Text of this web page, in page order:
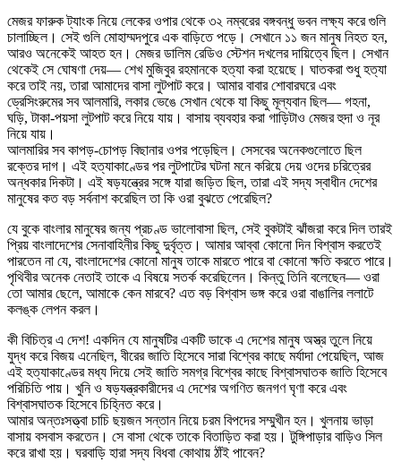
মেজর ফারুক ট্যাংক নিয়ে লেকের ওপার থেকে ৩২ নম্বরের বঙ্গবন্ধু ভবন লক্ষ্য করে গুলি
চালাচ্ছিল। সেই গুলি মোহাম্মদপুরে এক বাড়িতে পড়ে। সেখানে ১১ জন মানুষ নিহত হন,
আরও অনেকেই আহত হন। মেজর ডালিম রেডিও স্টেশন দখলের দায়িত্বে ছিল। সেখান
থেকেই সে ঘোষণা দেয়— শেখ মুজিবুর রহমানকে হত্যা করা হয়েছে। ঘাতকরা শুধু হত্যা
করে তাই নয়, তারা আমাদের বাসা লুটপাট করে। আমার বাবার শোবারঘরে এবং
ড্রেসিংরুমের সব আলমারি, লকার ভেঙে সেখান থেকে যা কিছু মূল্যবান ছিল— গহনা,
ঘড়ি, টাকা-পয়সা লুটপাট করে নিয়ে যায়। বাসায় ব্যবহার করা গাড়িটাও মেজর হুদা ও নূর
নিয়ে যায়।
আলমারির সব কাপড়-চোপড় বিছানার ওপর পড়েছিল। সেসবের অনেকগুলোতে ছিল
রক্তের দাগ। এই হত্যাকাণ্ডের পর লুটপাটের ঘটনা মনে করিয়ে দেয় ওদের চরিত্রের
অন্ধকার দিকটা। এই ষড়যন্ত্রের সঙ্গে যারা জড়িত ছিল, তারা এই সদ্য স্বাধীন দেশের
মানুষের কত বড় সর্বনাশ করেছিল তা কি ওরা বুঝতে পেরেছিল?
যে বুকে বাংলার মানুষের জন্য প্রচণ্ড ভালোবাসা ছিল, সেই বুকটাই ঝাঁজরা করে দিল তারই
প্রিয় বাংলাদেশের সেনাবাহিনীর কিছু দুর্বৃত্ত। আমার আব্বা কোনো দিন বিশ্বাস করতেই
পারতেন না যে, বাংলাদেশের কোনো মানুষ তাকে মারতে পারে বা কোনো ক্ষতি করতে পারে।
পৃথিবীর অনেক নেতাই তাকে এ বিষয়ে সতর্ক করেছিলেন। কিন্তু তিনি বলেছেন— ওরা
তো আমার ছেলে, আমাকে কেন মারবে? এত বড় বিশ্বাস ভঙ্গ করে ওরা বাঙালির ললাটে
কলঙ্ক লেপন করল।
কী বিচিত্র এ দেশ! একদিন যে মানুষটির একটি ডাকে এ দেশের মানুষ অস্ত্র তুলে নিয়ে
যুদ্ধ করে বিজয় এনেছিল, বীরের জাতি হিসেবে সারা বিশ্বের কাছে মর্যাদা পেয়েছিল, আজ
এই হত্যাকাণ্ডের মধ্য দিয়ে সেই জাতি সমগ্র বিশ্বের কাছে বিশ্বাসঘাতক জাতি হিসেবে
পরিচিতি পায়। খুনি ও ষড়যন্ত্রকারীদের এ দেশের অগণিত জনগণ ঘৃণা করে এবং
বিশ্বাসঘাতক হিসেবে চিহ্নিত করে।
আমার অন্তঃসত্ত্বা চাচি ছয়জন সন্তান নিয়ে চরম বিপদের সম্মুখীন হন। খুলনায় ভাড়া
বাসায় বসবাস করতেন। সে বাসা থেকে তাকে বিতাড়িত করা হয়। টুঙ্গিপাড়ার বাড়িও সিল
করে রাখা হয়। ঘরবাড়ি হারা সদ্য বিধবা কোথায় ঠাঁই পাবেন?